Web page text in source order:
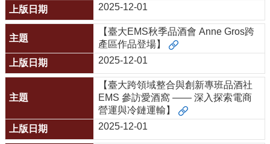
教
研
究
系
成
入
2025-12-01
【臺大EMS秋季品酒會 Anne Gros跨
產區作品登場】
2025-12-01
【臺大跨領域整合與創新專班品酒社
EMS 參訪愛酒窩 —— 深入探索電商
營運與冷鏈運輸】
2025-12-01